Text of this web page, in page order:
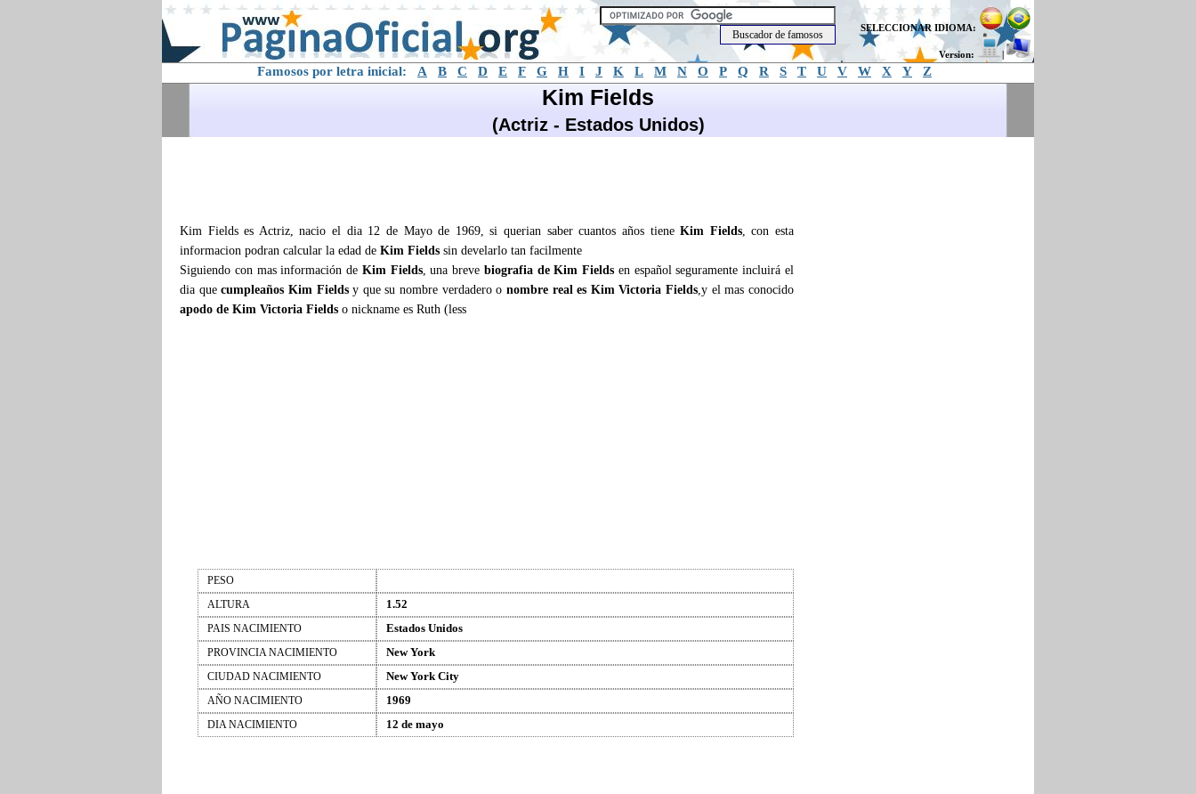
SELECCIONAR IDIOMA:
Version: |
Famosos por letra inicial: A B C D E F G H I J K L M N O P Q R S T U V W X Y Z
Kim Fields
(Actriz - Estados Unidos)
Kim Fields es Actriz, nacio el dia 12 de Mayo de 1969, si querian saber cuantos años tieneKim Fields, con esta
informacion podran calcular la edad de Kim Fields sin develarlo tan facilmente
Siguiendo con mas información de Kim Fields, una breve biografia de Kim Fields en español seguramente incluirá el
dia quecumpleaños Kim Fieldsy que su nombre verdadero o nombre real es Kim Victoria Fields,y el mas conocido
apodo de Kim Victoria Fields o nickname es Ruth (less
PESO
ALTURA
1.52
PAIS NACIMIENTO Estados Unidos
PROVINCIA NACIMIENTO New York
CIUDAD NACIMIENTO New York City
AÑO NACIMIENTO 1969
DIA NACIMIENTO 12 de mayo